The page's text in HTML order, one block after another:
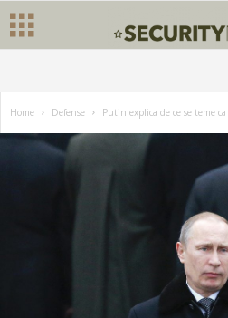
Home Defense Putin explica de ce se teme